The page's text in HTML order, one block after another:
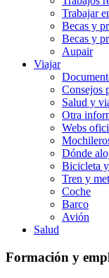
Trabajar
Becas y
Becas y
Aupair
Viajar
Consejos
Salud y
Otra
Webs
Dónde
Bicicleta
Tren y
Coche
Barco
Avión
Salud
Formación y